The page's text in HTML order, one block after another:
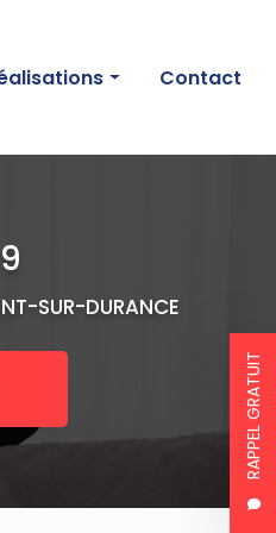
RAPPEL GRATUIT
Contact
SUR-DURANCE